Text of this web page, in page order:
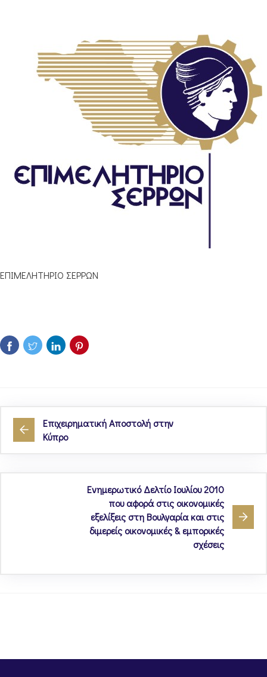
ΕΠΙΜΕΛΗΤΗΡΙΟ ΣΕΡΡΩΝ
Επιχειρηματική Αποστολή στην
Κύπρο
Ενημερωτικό Δελτίο Ιουλίου 2010
που αφορά στις οικονομικές
εξελίξεις στη Βουλγαρία και στις
διμερείς οικονομικές & εμπορικές
σχέσεις